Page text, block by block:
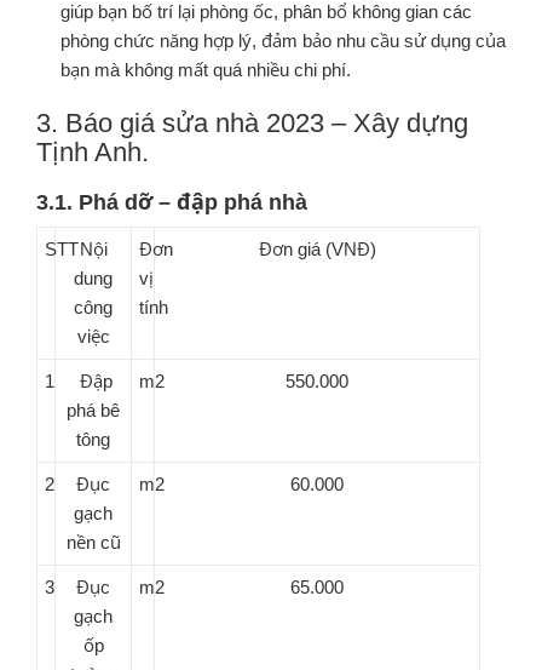
giúp bạn bố trí lại phòng ốc, phân bổ không gian các
phòng chức năng hợp lý, đảm bảo nhu cầu sử dụng của
bạn mà không mất quá nhiều chi phí.
3. Báo giá sửa nhà 2023 – Xây dựng
Tịnh Anh.
3.1. Phá dỡ – đập phá nhà
STTNội
dung
công
việc
Đơn
vị
tính
Đơn giá (VNĐ)
1
Đập
phá bê
tông
m2 550.000
2
Đục
gạch
nền cũ
m2 60.000
3
Đục
gạch
ốp
m2 65.000